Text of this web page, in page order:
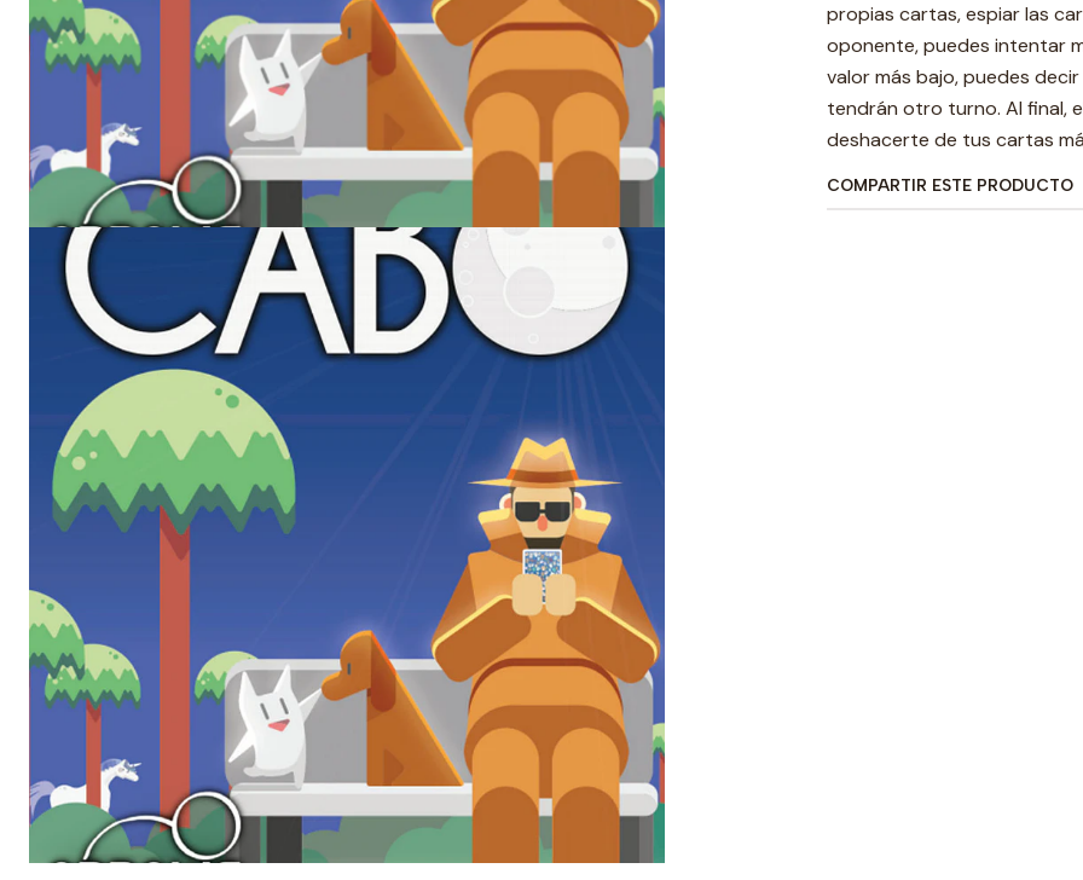
propias cartas, espiar las
oponente, puedes intentar
valor más bajo, puedes
tendrán otro turno. Al final,
deshacerte de tus cartas
COMPARTIR ESTE PRODUCTO